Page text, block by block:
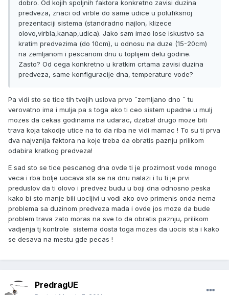
dobro. Od kojih spoljnih faktora konkretno zavisi duzina
predveza, znaci od virble do same udice u polufiksnoj
prezentaciji sistema (standradno najlon, klizece
olovo,virbla,kanap,udica). Jako sam imao lose iskustvo sa
kratim predvezima (do 10cm), u odnosu na duze (15-20cm)
na zemljanom i pescanom dnu u toplijem delu godine.
Zasto? Od cega konkretno u kratkim crtama zavisi duzina
predveza, same konfiguracije dna, temperature vode?
Pa vidi sto se tice tih tvojih uslova prvo ˝zemljano dno ˝ tu
verovatno ima i mulja pa s toga ako ti ceo sistem upadne u mulj
mozes da cekas godinama na udarac, dzaba! drugo moze biti
trava koja takodje utice na to da riba ne vidi mamac ! To su ti prva
dva najvznija faktora na koje treba da obratis paznju prilikom
odabira kratkog predveza!
E sad sto se tice pescanog dna ovde ti je prozirnost vode mnogo
veca i rba bolje uocava sta se na dnu nalazi i tu ti je prvi
preduslov da ti olovo i predvez budu u boji dna odnosno peska
kako bi sto manje bili uocljivi u vodi ako ovo primenis onda nema
problema sa duzinom predveza mada i ovde jos moze da bude
problem trava zato moras na sve to da obratis paznju, prilikom
vadjenja tj kontrole sistema dosta toga mozes da uocis sta i kako
se desava na mestu gde pecas !
PredragUE